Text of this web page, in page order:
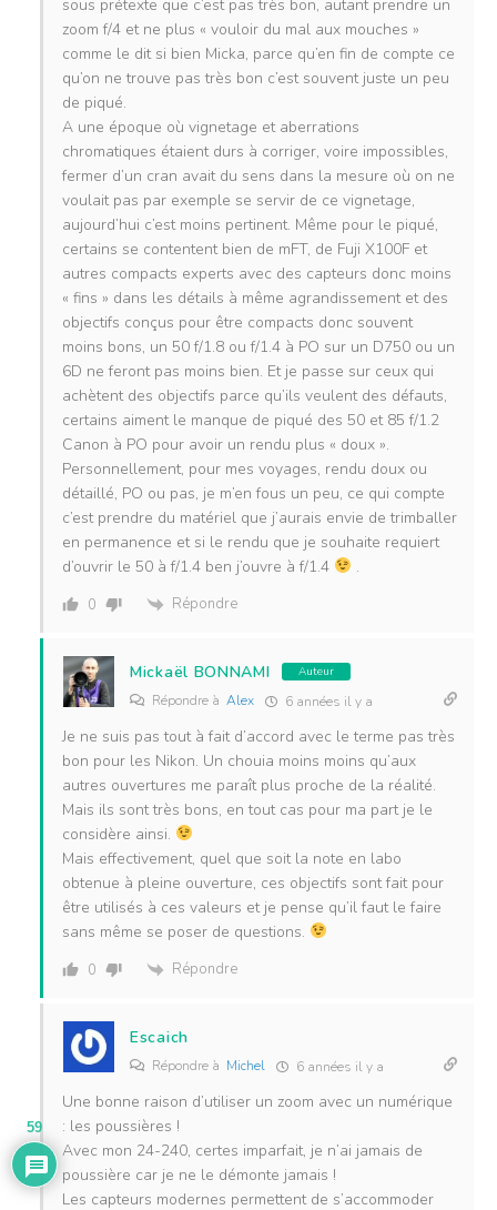
sous prétexte que c’est pas très bon, autant prendre un
zoom f/4 et ne plus « vouloir du mal aux mouches »
comme le dit si bien Micka, parce qu’en fin de compte ce
qu’on ne trouve pas très bon c’est souvent juste un peu
de piqué.
A une époque où vignetage et aberrations
chromatiques étaient durs à corriger, voire impossibles,
fermer d’un cran avait du sens dans la mesure où on ne
voulait pas par exemple se servir de ce vignetage,
aujourd’hui c’est moins pertinent. Même pour le piqué,
certains se contentent bien de mFT, de Fuji X100F et
autres compacts experts avec des capteurs donc moins
« fins » dans les détails à même agrandissement et des
objectifs conçus pour être compacts donc souvent
moins bons, un 50 f/1.8 ou f/1.4 à PO sur un D750 ou un
6D ne feront pas moins bien. Et je passe sur ceux qui
achètent des objectifs parce qu’ils veulent des défauts,
certains aiment le manque de piqué des 50 et 85 f/1.2
Canon à PO pour avoir un rendu plus « doux ».
Personnellement, pour mes voyages, rendu doux ou
détaillé, PO ou pas, je m’en fous un peu, ce qui compte
c’est prendre du matériel que j’aurais envie de trimballer
en permanence et si le rendu que je souhaite requiert
d’ouvrir le 50 à f/1.4 ben j’ouvre à f/1.4
.
0 Répondre
Mickaël BONNAMI Auteur
Répondre à Alex 6 années il y a
Je ne suis pas tout à fait d’accord avec le terme pas très
bon pour les Nikon. Un chouia moins moins qu’aux
autres ouvertures me paraît plus proche de la réalité.
Mais ils sont très bons, en tout cas pour ma part je le
considère ainsi.
Mais effectivement, quel que soit la note en labo
obtenue à pleine ouverture, ces objectifs sont fait pour
être utilisés à ces valeurs et je pense qu’il faut le faire
sans même se poser de questions.
0 Répondre
Escaich
Répondre à Michel 6 années il y a
Une bonne raison d’utiliser un zoom avec un numérique
: les poussières !
Avec mon 24-240, certes imparfait, je n’ai jamais de
poussière car je ne le démonte jamais !
Les capteurs modernes permettent de s’accommoder
59